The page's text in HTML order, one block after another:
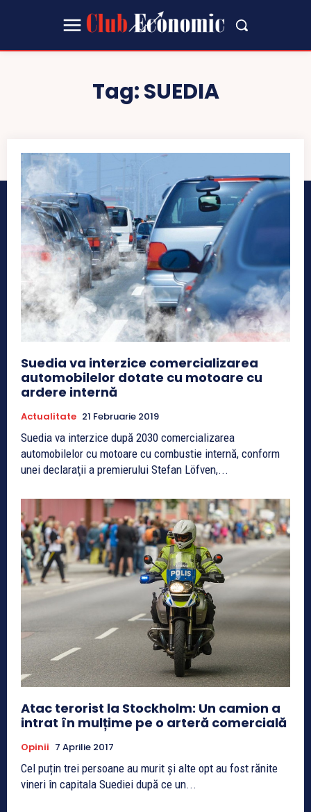
Tag:SUEDIA
Suedia va interzice comercializarea
automobilelor dotate cu motoare cu
ardere internă
Actualitate 21 Februarie 2019
Suedia va interzice după 2030 comercializarea
automobilelor cu motoare cu combustie internă, conform
unei declaraţii a premierului Stefan Löfven,...
Atac terorist la Stockholm: Un camion a
intrat în mulțime pe o arteră comercială
Opinii 7 Aprilie 2017
Cel puțin trei persoane au murit și alte opt au fost rănite
vineri în capitala Suediei după ce un...